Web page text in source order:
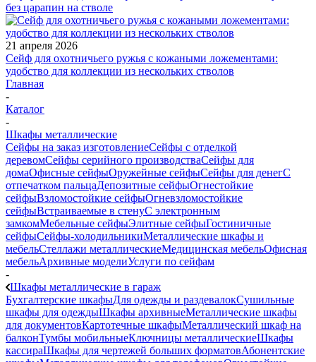
без царапин на стволе
21 апреля 2026
Сейф для охотничьего ружья с кожаными ложементами:
удобство для коллекции из нескольких стволов
Главная
-
Каталог
-
Шкафы металлические
Сейфы на заказ изготовлениеСейфы с отделкой
деревомСейфы серийного производстваСейфы для
домаОфисные сейфыОружейные сейфыСейфы для денегС
отпечатком пальцаДепозитные сейфыОгнестойкие
сейфыВзломостойкие сейфыОгневзломостойкие
сейфыВстраиваемые в стенуС электронным
замкомМебельные сейфыЭлитные сейфыГостиничные
сейфыСейфы-холодильникиМеталлические шкафы и
мебельСтеллажи металлическиеМедицинская мебельОфисная
мебельАрхивные моделиУслуги по сейфам
-
Шкафы металлические в гараж
Бухгалтерские шкафыДля одежды и раздевалокСушильные
шкафы для одеждыШкафы архивныеМеталлические шкафы
для документовКартотечные шкафыМеталлический шкаф на
балконТумбы мобильныеКлючницы металлическиеШкафы
кассираШкафы для чертежей больших форматовАбонентские